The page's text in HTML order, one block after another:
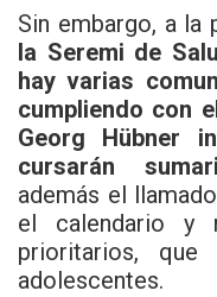
Sin embargo, a la
la Seremi de
hay varias
cumpliendo con
Georg Hübner
cursarán
además el
el calendario y
prioritarios,
adolescentes.